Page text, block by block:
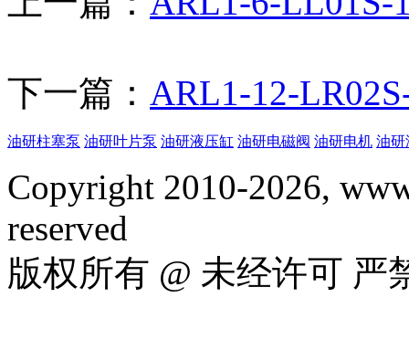
下一篇： ARL1-12-
油研柱塞泵 油研叶片泵 油研液压缸 油研电磁阀 油研电机 油研
Copyright 2010-2026,
reserved
版权所有 @ 未经许可 严